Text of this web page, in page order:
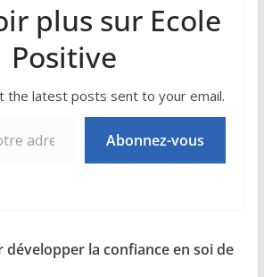
plus sur Ecole
Positive
the latest posts sent to your email.
Abonnez-vous
développer la confiance en soi de